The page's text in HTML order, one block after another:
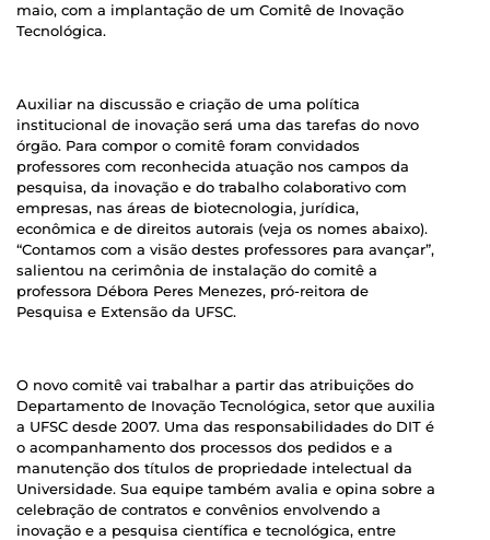
maio, com a implantação de um Comitê de Inovação
Tecnológica.
Auxiliar na discussão e criação de uma política
institucional de inovação será uma das tarefas do novo
órgão. Para compor o comitê foram convidados
professores com reconhecida atuação nos campos da
pesquisa, da inovação e do trabalho colaborativo com
empresas, nas áreas de biotecnologia, jurídica,
econômica e de direitos autorais (veja os nomes abaixo).
“Contamos com a visão destes professores para avançar”,
salientou na cerimônia de instalação do comitê a
professora Débora Peres Menezes, pró-reitora de
Pesquisa e Extensão da UFSC.
O novo comitê vai trabalhar a partir das atribuições do
Departamento de Inovação Tecnológica, setor que auxilia
a UFSC desde 2007. Uma das responsabilidades do DIT é
o acompanhamento dos processos dos pedidos e a
manutenção dos títulos de propriedade intelectual da
Universidade. Sua equipe também avalia e opina sobre a
celebração de contratos e convênios envolvendo a
inovação e a pesquisa científica e tecnológica, entre